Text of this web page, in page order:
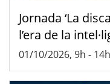
Jornada ‘La
l’era de la
01/10/2026, 9h - 14h